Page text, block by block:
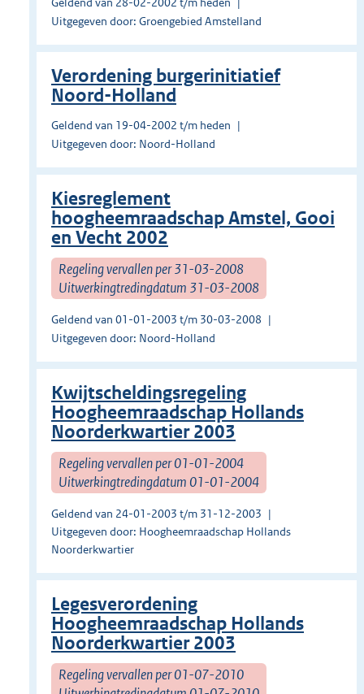
Uitgegeven door: Groengebied Amstelland
Verordening burgerinitiatief
Noord-Holland
Geldend van 19-04-2002 t/m heden
Uitgegeven door: Noord-Holland
Kiesreglement
hoogheemraadschap Amstel, Gooi
en Vecht 2002
Regeling vervallen per 31-03-2008
Uitwerkingtredingdatum 31-03-2008
Geldend van 01-01-2003 t/m 30-03-2008
Uitgegeven door: Noord-Holland
Kwijtscheldingsregeling
Hoogheemraadschap Hollands
Noorderkwartier 2003
Regeling vervallen per 01-01-2004
Uitwerkingtredingdatum 01-01-2004
Geldend van 24-01-2003 t/m 31-12-2003
Uitgegeven door: Hoogheemraadschap Hollands
Noorderkwartier
Legesverordening
Hoogheemraadschap Hollands
Noorderkwartier 2003
Regeling vervallen per 01-07-2010